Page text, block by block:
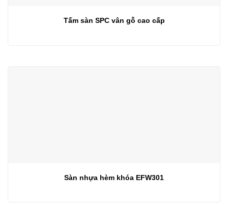
Tấm sàn SPC vân gỗ cao cấp
Sàn nhựa hèm khóa EFW301